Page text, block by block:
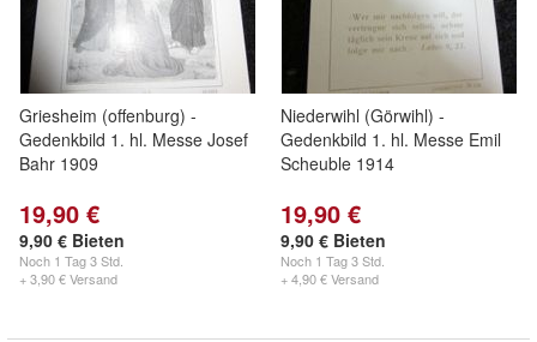
Griesheim (offenburg) -
Gedenkbild 1. hl. Messe Josef
Bahr 1909
19,90 €
9,90 € Bieten
Noch 1 Tag 3 Std.
+ 3,90 € Versand
Niederwihl (Görwihl) -
Gedenkbild 1. hl. Messe Emil
Scheuble 1914
19,90 €
9,90 € Bieten
Noch 1 Tag 3 Std.
+ 4,90 € Versand